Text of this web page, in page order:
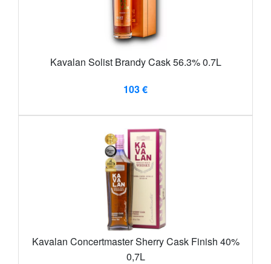
Kavalan Solist Brandy Cask 56.3% 0.7L
103 €
Kavalan Concertmaster Sherry Cask Finish 40%
0,7L